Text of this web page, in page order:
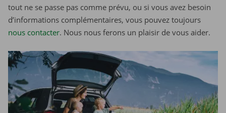
tout ne se passe pas comme prévu, ou si vous avez besoin
d’informations complémentaires, vous pouvez toujours
nous contacter. Nous nous ferons un plaisir de vous aider.